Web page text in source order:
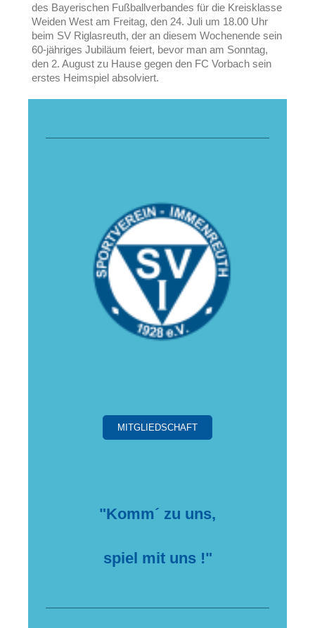
des Bayerischen Fußballverbandes für die Kreisklasse
Weiden West am Freitag, den 24. Juli um 18.00 Uhr
beim SV Riglasreuth, der an diesem Wochenende sein
60-jähriges Jubiläum feiert, bevor man am Sonntag,
den 2. August zu Hause gegen den FC Vorbach sein
erstes Heimspiel absolviert.
MITGLIEDSCHAFT
"Komm´ zu uns,
spiel mit uns !"